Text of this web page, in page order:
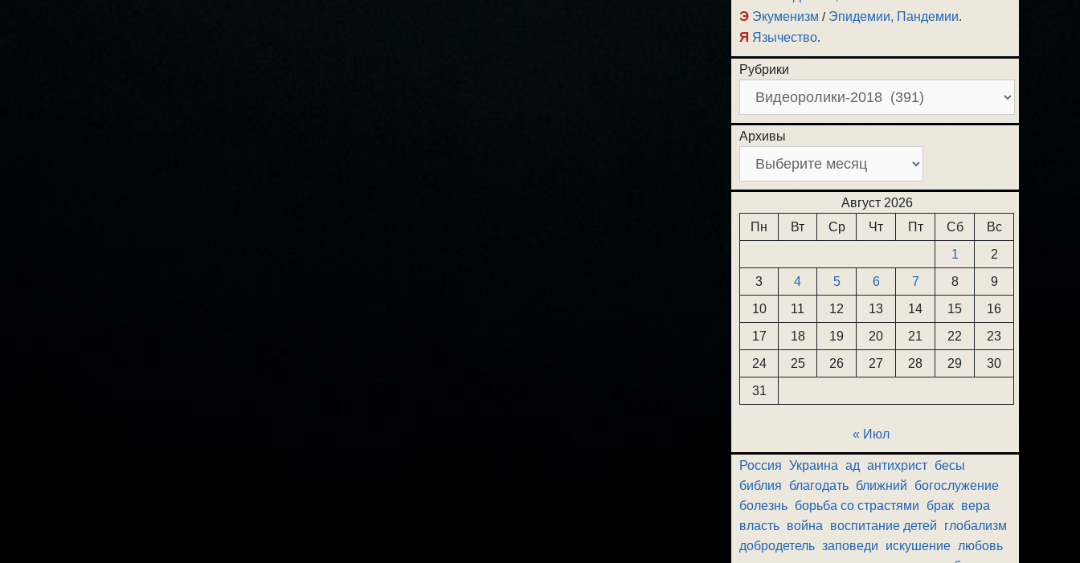
Э Экуменизм / Эпидемии, Пандемии.
Я Язычество.
Рубрики
Архивы
Август 2026
Пн
Вт Ср Чт Пт Сб
Вс
1
2
3
4 5 6 7 8
9
10
11 12 13 14 15
16
17
18 19 20 21 22
23
24
25 26 27 28 29
30
31
« Июл
Россия Украина ад антихрист бесы
библия
благодать ближний
богослужение
болезнь борьба со страстями брак вера
власть война воспитание детей
глобализм
добродетель заповеди искушение любовь